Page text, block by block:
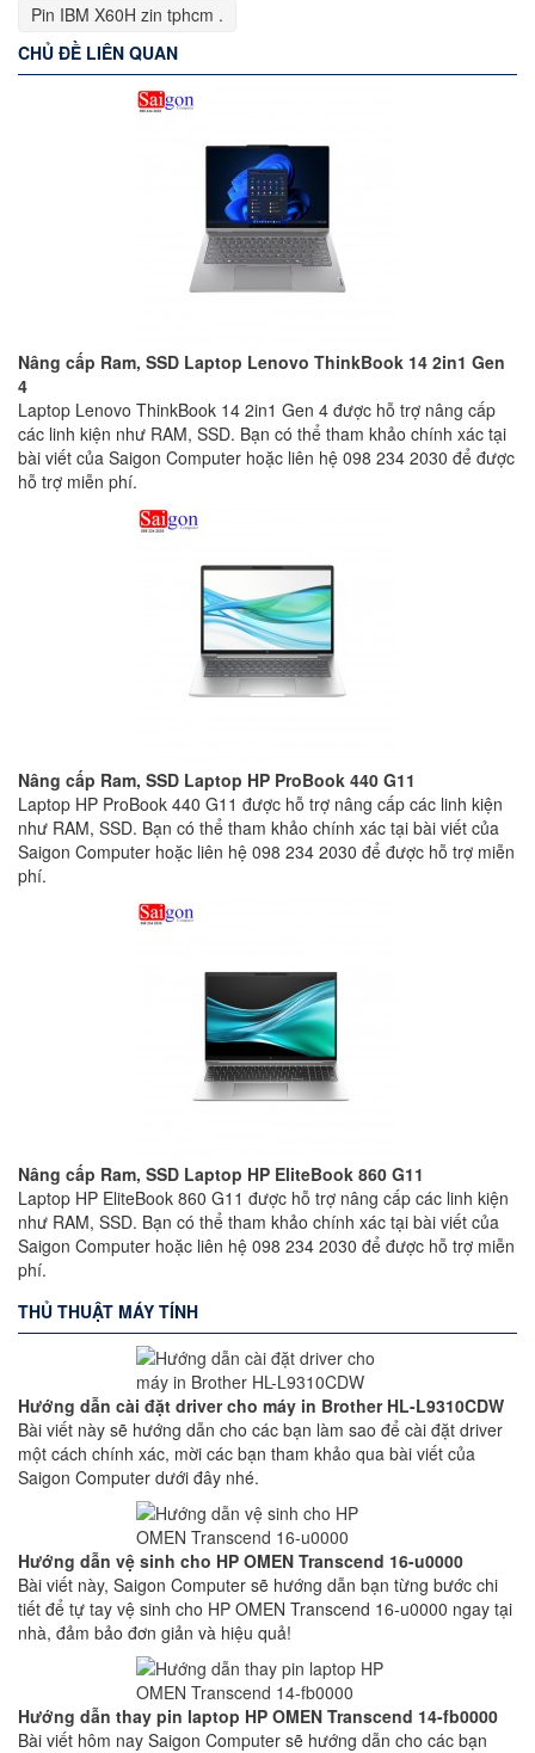
Pin IBM X60H zin tphcm .
CHỦ ĐỀ LIÊN QUAN
Nâng cấp Ram, SSD Laptop Lenovo ThinkBook 14 2in1 Gen
4
Laptop Lenovo ThinkBook 14 2in1 Gen 4 được hỗ trợ nâng cấp
các linh kiện như RAM, SSD. Bạn có thể tham khảo chính xác tại
bài viết của Saigon Computer hoặc liên hệ 098 234 2030 để được
hỗ trợ miễn phí.
Nâng cấp Ram, SSD Laptop HP ProBook 440 G11
Laptop HP ProBook 440 G11 được hỗ trợ nâng cấp các linh kiện
như RAM, SSD. Bạn có thể tham khảo chính xác tại bài viết của
Saigon Computer hoặc liên hệ 098 234 2030 để được hỗ trợ miễn
phí.
Nâng cấp Ram, SSD Laptop HP EliteBook 860 G11
Laptop HP EliteBook 860 G11 được hỗ trợ nâng cấp các linh kiện
như RAM, SSD. Bạn có thể tham khảo chính xác tại bài viết của
Saigon Computer hoặc liên hệ 098 234 2030 để được hỗ trợ miễn
phí.
THỦ THUẬT MÁY TÍNH
Hướng dẫn cài đặt driver cho máy in Brother HL-L9310CDW
Bài viết này sẽ hướng dẫn cho các bạn làm sao để cài đặt driver
một cách chính xác, mời các bạn tham khảo qua bài viết của
Saigon Computer dưới đây nhé.
Hướng dẫn vệ sinh cho HP OMEN Transcend 16-u0000
Bài viết này, Saigon Computer sẽ hướng dẫn bạn từng bước chi
tiết để tự tay vệ sinh cho HP OMEN Transcend 16-u0000 ngay tại
nhà, đảm bảo đơn giản và hiệu quả!
Hướng dẫn thay pin laptop HP OMEN Transcend 14-fb0000
Bài viết hôm nay Saigon Computer sẽ hướng dẫn cho các bạn